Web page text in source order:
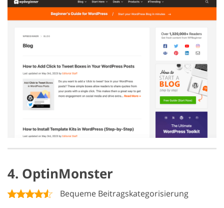
4. OptinMonster
Bequeme Beitragskategorisierung